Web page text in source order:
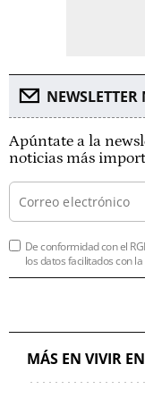
Apúntate a la
noticias más
De conformidad con el
los datos facilitados con
MÁS EN VIVIR